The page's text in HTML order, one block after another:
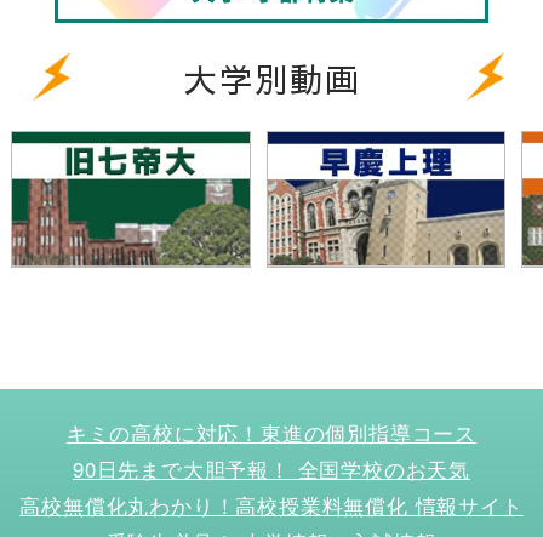
大学別動画
キミの高校に対応！東進の個別指導コース
90日先まで大胆予報！ 全国学校のお天気
高校無償化丸わかり！高校授業料無償化 情報サイト